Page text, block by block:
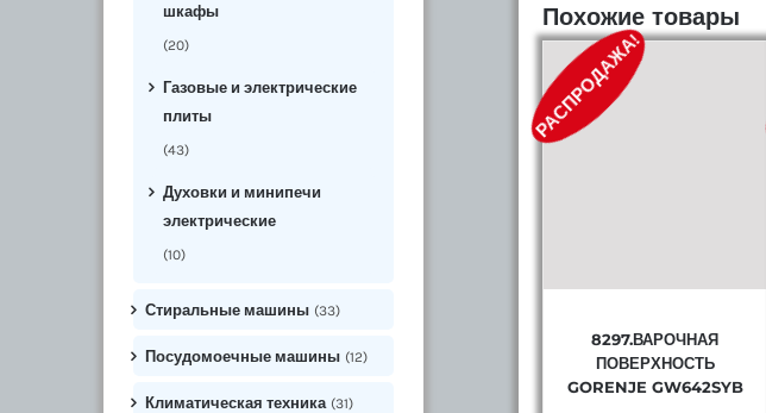
Похожие товары
РАСПРОДАЖА!
8297.ВАРОЧНАЯ
ПОВЕРХНОСТЬ
GORENJE GW642SYB
шкафы
(20)
Газовые и электрические
плиты
(43)
Духовки и минипечи
электрические
(10)
Стиральные машины (33)
Посудомоечные машины (12)
Климатическая техника (31)